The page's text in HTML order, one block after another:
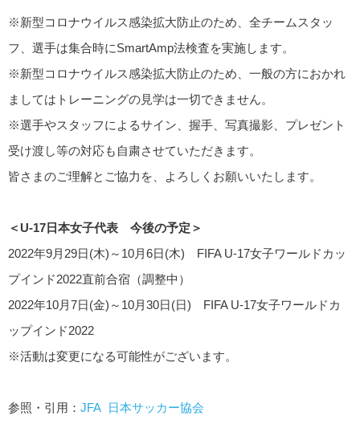
※新型コロナウイルス感染拡大防止のため、全チームスタッ
フ、選手は集合時にSmartAmp法検査を実施します。
※新型コロナウイルス感染拡大防止のため、一般の方におかれ
ましてはトレーニングの見学は一切できません。
※選手やスタッフによるサイン、握手、写真撮影、プレゼント
受け渡し等の対応も自粛させていただきます。
皆さまのご理解とご協力を、よろしくお願いいたします。
＜U-17日本女子代表 今後の予定＞
2022年9月29日(木)～10月6日(木) FIFA U-17女子ワールドカッ
プインド2022直前合宿（調整中）
2022年10月7日(金)～10月30日(日) FIFA U-17女子ワールドカ
ップインド2022
※活動は変更になる可能性がございます。
参照・引用： JFA 日本サッカー協会